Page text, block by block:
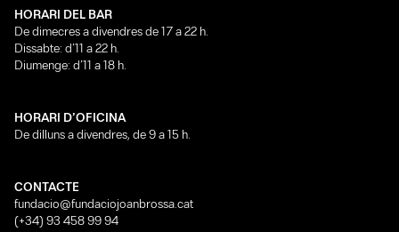
HORARI DEL BAR
De dimecres a divendres de 17 a 22 h.
Dissabte: d’11 a 22 h.
Diumenge: d’11 a 18 h.
HORARI D’OFICINA
De dilluns a divendres, de 9 a 15 h.
CONTACTE
fundacio@fundaciojoanbrossa.cat
(+34) 93 458 99 94